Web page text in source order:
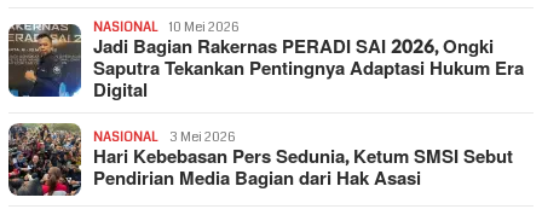
NASIONAL 10 Mei 2026
Jadi Bagian Rakernas PERADI SAI 2026, Ongki
Saputra Tekankan Pentingnya Adaptasi Hukum Era
Digital
NASIONAL 3 Mei 2026
Hari Kebebasan Pers Sedunia, Ketum SMSI Sebut
Pendirian Media Bagian dari Hak Asasi